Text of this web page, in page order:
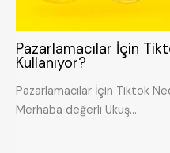
Pazarlamacılar İçin
Kullanıyor?
Pazarlamacılar İçin Tiktok
Merhaba değerli Ukuş…